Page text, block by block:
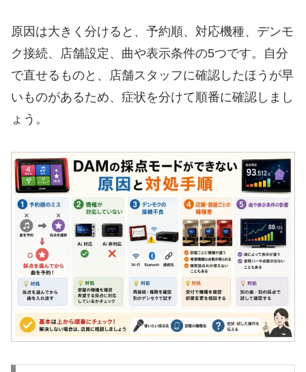
原因は大きく分けると、予約順、対応機種、デンモ
ク接続、店舗設定、曲や表示条件の5つです。自分
で直せるものと、店舗スタッフに確認したほうが早
いものがあるため、症状を分けて順番に確認しまし
ょう。